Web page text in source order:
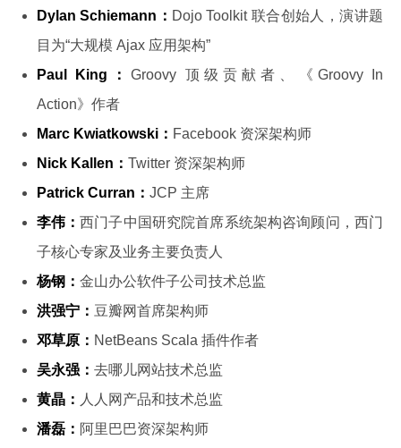
Dylan Schiemann： Dojo Toolkit 联合创始人，演讲题
目为“大规模 Ajax 应用架构”
Paul King：Groovy 顶级贡献者、《Groovy In
Action》作者
Marc Kwiatkowski： Facebook 资深架构师
Nick Kallen： Twitter 资深架构师
Patrick Curran： JCP 主席
李伟：西门子中国研究院首席系统架构咨询顾问，西门
子核心专家及业务主要负责人
杨钢： 金山办公软件子公司技术总监
洪强宁： 豆瓣网首席架构师
邓草原： NetBeans Scala 插件作者
吴永强： 去哪儿网站技术总监
黄晶： 人人网产品和技术总监
潘磊： 阿里巴巴资深架构师